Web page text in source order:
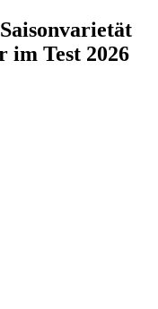
im Test 2026